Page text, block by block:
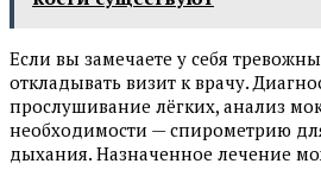
Если вы замечаете у себя
откладывать визит к врачу.
прослушивание лёгких, анализ
необходимости — спирометрию
дыхания. Назначенное лечение